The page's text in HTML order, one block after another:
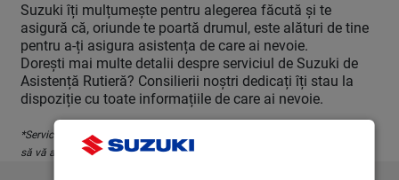
Suzuki îți mulțumește pentru alegerea făcută și te
asigură că, oriunde te poartă drumul, este alături de tine
pentru a-ți asigura asistența de care ai nevoie.
Dorești mai multe detalii despre serviciul de Suzuki de
Asistență Rutieră? Consilierii noștri dedicați îți stau la
dispoziție cu toate informațiile de care ai nevoie.
*Serviciul este disponibil contra cost. Pentru mai multe detalii, vă rugăm
să vă adresați rețelei de dealeri Suzuki.